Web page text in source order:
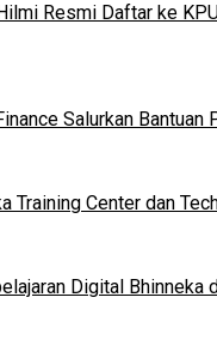
Resmi Daftar ke
Salurkan
Training Center dan
Digital Bhinneka